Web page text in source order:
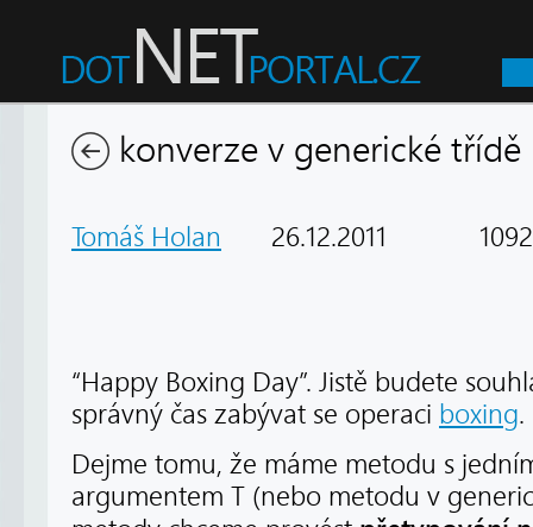
konverze v generické třídě
Tomáš Holan 26.12.2011
“Happy Boxing Day”. Jistě budete
správný čas zabývat se operaci boxing.
Dejme tomu, že máme metodu s
argumentem T (nebo metodu v